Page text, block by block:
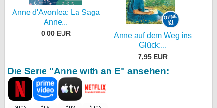
Anne d'Avonlea: La Saga
Anne...
0,00 EUR
Anne auf dem Weg ins
Glück:...
7,95 EUR
Die Serie "Anne with an E" ansehen: